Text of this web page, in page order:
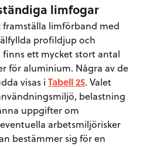
limfogar
limförband med
profildjup och
ett mycket stort antal
för aluminium. Några av de
visas i Tabell 25. Valet
belastning
uppgifter om
arbetsmiljörisker
bestämmer sig för en